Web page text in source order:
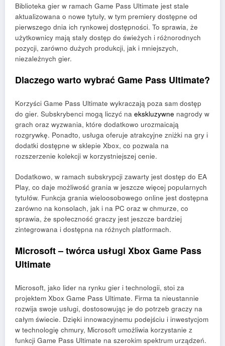
Biblioteka gier w ramach Game Pass Ultimate jest stale
aktualizowana o nowe tytuły, w tym premiery dostępne od
pierwszego dnia ich rynkowej dostępności. To sprawia, że
użytkownicy mają stały dostęp do świeżych i różnorodnych
pozycji, zarówno dużych produkcji, jak i mniejszych,
niezależnych gier.
Dlaczego warto wybrać Game Pass Ultimate?
Korzyści Game Pass Ultimate wykraczają poza sam dostęp
do gier. Subskrybenci mogą liczyć na ekskluzywne nagrody w
grach oraz wyzwania, które dodatkowo urozmaicają
rozgrywkę. Ponadto, usługa oferuje atrakcyjne zniżki na gry i
dodatki dostępne w sklepie Xbox, co pozwala na
rozszerzenie kolekcji w korzystniejszej cenie.
Dodatkowo, w ramach subskrypcji zawarty jest dostęp do EA
Play, co daje możliwość grania w jeszcze więcej popularnych
tytułów. Funkcja grania wieloosobowego online jest dostępna
zarówno na konsolach, jak i na PC oraz w chmurze, co
sprawia, że społeczność graczy jest jeszcze bardziej
zintegrowana i dostępna na różnych platformach.
Microsoft – twórca usługi Xbox Game Pass
Ultimate
Microsoft, jako lider na rynku gier i technologii, stoi za
projektem Xbox Game Pass Ultimate. Firma ta nieustannie
rozwija swoje usługi, dostosowując je do potrzeb graczy na
całym świecie. Dzięki innowacyjnemu podejściu i inwestycjom
w technologię chmury, Microsoft umożliwia korzystanie z
funkcji Game Pass Ultimate na szerokim spektrum urządzeń.